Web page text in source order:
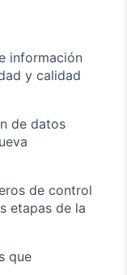
información
y calidad
de datos
de control
etapas de la
que